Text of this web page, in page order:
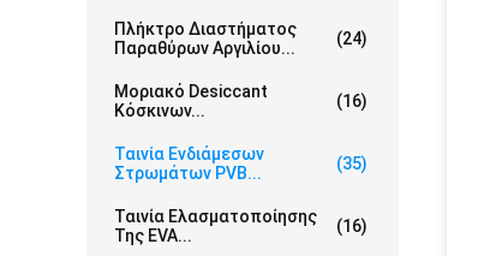
Πλήκτρο Διαστήματος
Παραθύρων Αργιλίου...
(24)
Μοριακό Desiccant
Κόσκινων...
(16)
Ταινία Ενδιάμεσων
Στρωμάτων PVB...
(35)
Ταινία Ελασματοποίησης
Της EVA...
(16)